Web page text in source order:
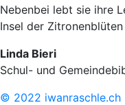
Nebenbei lebt sie ihre
Insel der
Linda Bieri
Schul- und
© 2022 iwanraschle.ch